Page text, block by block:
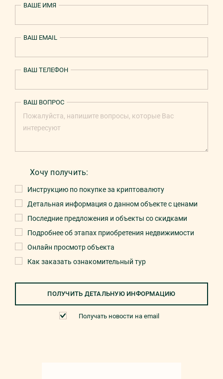
ВАШЕ ИМЯ
ВАШ EMAIL
ВАШ ТЕЛЕФОН
Хочу получить:
Инструкцию по покупке за криптовалюту
Детальная информация о данном объекте с ценами
Последние предложения и объекты со скидками
Подробнее об этапах приобретения недвижимости
Онлайн просмотр объекта
Как заказать ознакомительный тур
ВАШ ВОПРОС
ПОЛУЧИТЬ ДЕТАЛЬНУЮ ИНФОРМАЦИЮ
Получать новости на email